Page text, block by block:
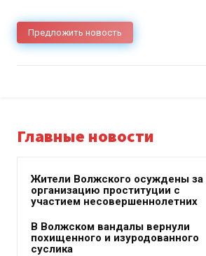
Предложить новость
Главные новости
Жители Волжского осуждены за
организацию проституции с
участием несовершеннолетних
В Волжском вандалы вернули
похищенного и изуродованного
суслика